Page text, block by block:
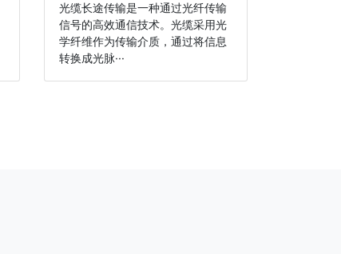
光缆长途传输是一种通过光纤传输
信号的高效通信技术。光缆采用光
学纤维作为传输介质，通过将信息
转换成光脉···